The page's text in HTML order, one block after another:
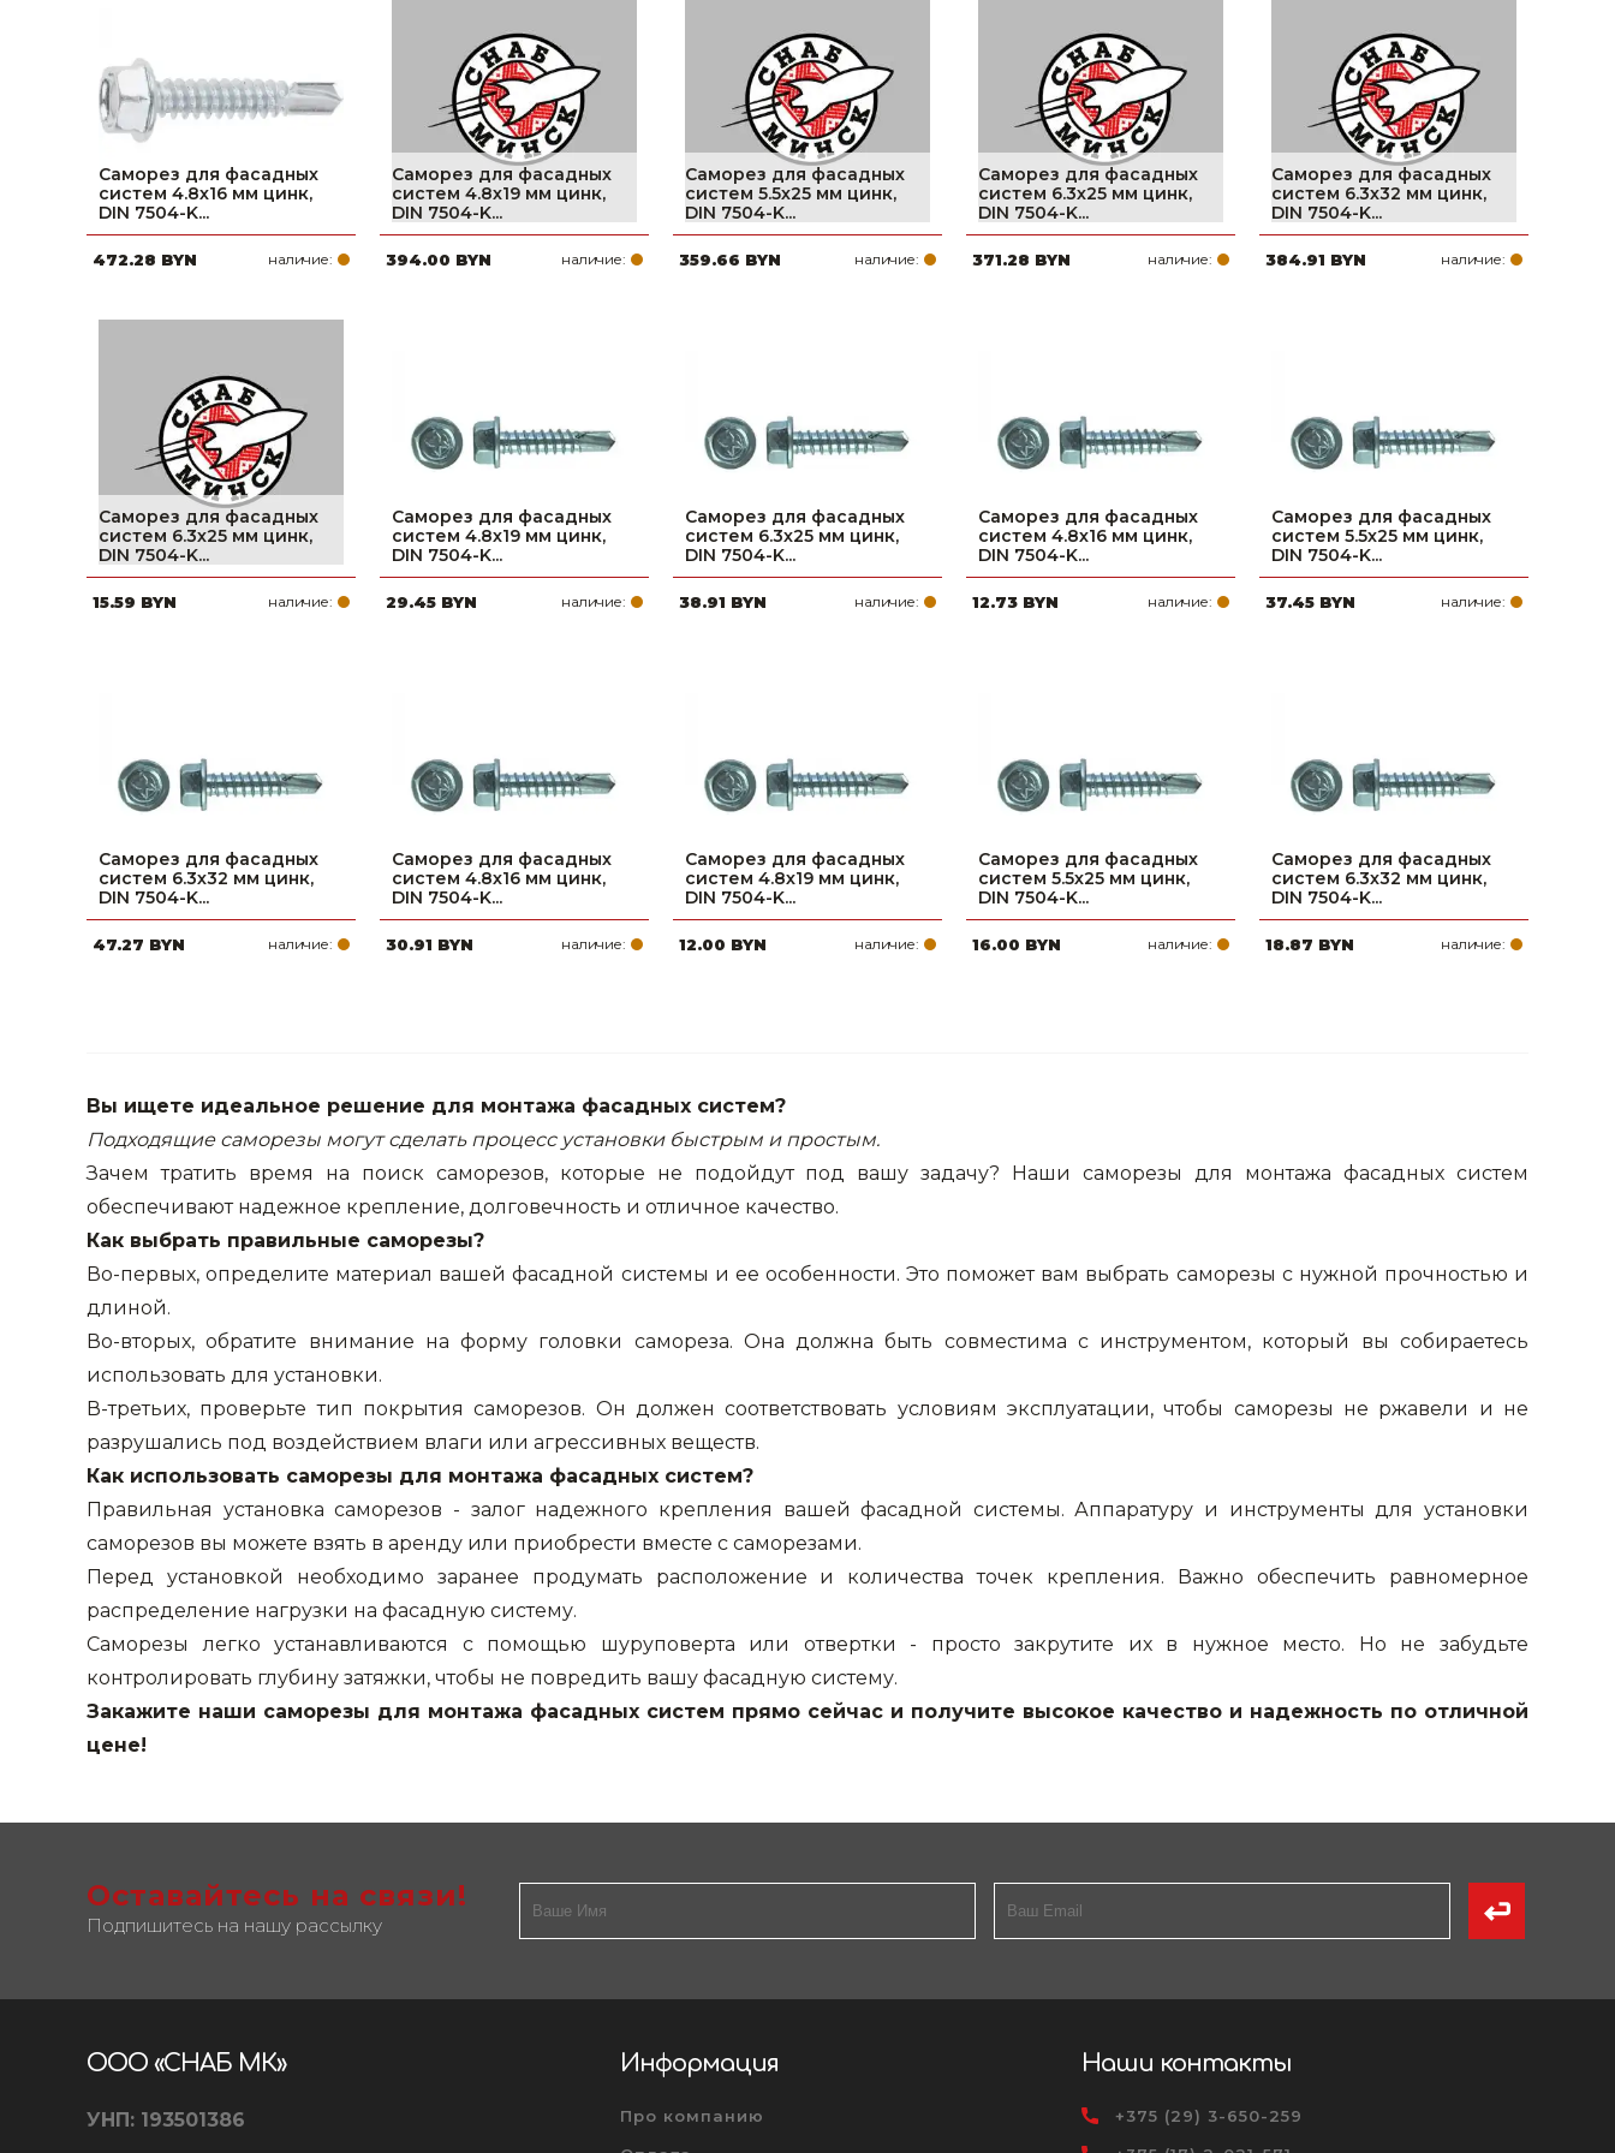
Садовая техника, оснастка и принадлежности
Сварочное оборудование и материалы
Хранение инструмента (ящики, сумки, пояса, тележки)
Хозтовары
Масла и смазки
Крепеж и фурнитура
Ручной инструмент
Строительные и отделочные материалы
Садовый инструмент, вазоны, горшки и кашпо, теплицы, парники
Автомобильные товары, инструменты
Резинотехнические, асбестовые изделия, каболка
Автоклавы. Дистилляторы
Дистилляторы
Чашечные кормушки
Чашечные поилки
Саморез для фасадных
систем 4.8х16 мм цинк,
DIN 7504-K...
472.28 BYN наличие:
Саморез для фасадных
систем 4.8х19 мм цинк,
DIN 7504-K...
394.00 BYN наличие:
Саморез для фасадных
систем 5.5х25 мм цинк,
DIN 7504-K...
359.66 BYN наличие:
Саморез для фасадных
систем 6.3х25 мм цинк,
DIN 7504-K...
371.28 BYN наличие:
Саморез для фасадных
систем 6.3х32 мм цинк,
DIN 7504-K...
384.91 BYN наличие:
Саморез для фасадных
систем 6.3х25 мм цинк,
DIN 7504-K...
15.59 BYN наличие:
Саморез для фасадных
систем 4.8х19 мм цинк,
DIN 7504-K...
29.45 BYN наличие:
Саморез для фасадных
систем 6.3х25 мм цинк,
DIN 7504-K...
38.91 BYN наличие:
Саморез для фасадных
систем 4.8х16 мм цинк,
DIN 7504-K...
12.73 BYN наличие:
Саморез для фасадных
систем 5.5х25 мм цинк,
DIN 7504-K...
37.45 BYN наличие:
Саморез для фасадных
систем 6.3х32 мм цинк,
DIN 7504-K...
47.27 BYN наличие:
Саморез для фасадных
систем 4.8х16 мм цинк,
DIN 7504-K...
30.91 BYN наличие:
Саморез для фасадных
систем 4.8х19 мм цинк,
DIN 7504-K...
12.00 BYN наличие:
Саморез для фасадных
систем 5.5х25 мм цинк,
DIN 7504-K...
16.00 BYN наличие:
Саморез для фасадных
систем 6.3х32 мм цинк,
DIN 7504-K...
18.87 BYN наличие:
Вы ищете идеальное решение для монтажа фасадных систем?
Подходящие саморезы могут сделать процесс установки быстрым и простым.
Зачем тратить время на поиск саморезов, которые не подойдут под вашу задачу? Наши саморезы для монтажа фасадных систем
обеспечивают надежное крепление, долговечность и отличное качество.
Как выбрать правильные саморезы?
Во-первых, определите материал вашей фасадной системы и ее особенности. Это поможет вам выбрать саморезы с нужной прочностью и
длиной.
Во-вторых, обратите внимание на форму головки самореза. Она должна быть совместима с инструментом, который вы собираетесь
использовать для установки.
В-третьих, проверьте тип покрытия саморезов. Он должен соответствовать условиям эксплуатации, чтобы саморезы не ржавели и не
разрушались под воздействием влаги или агрессивных веществ.
Как использовать саморезы для монтажа фасадных систем?
Правильная установка саморезов - залог надежного крепления вашей фасадной системы. Аппаратуру и инструменты для установки
саморезов вы можете взять в аренду или приобрести вместе с саморезами.
Перед установкой необходимо заранее продумать расположение и количества точек крепления. Важно обеспечить равномерное
распределение нагрузки на фасадную систему.
Саморезы легко устанавливаются с помощью шуруповерта или отвертки - просто закрутите их в нужное место. Но не забудьте
контролировать глубину затяжки, чтобы не повредить вашу фасадную систему.
Закажите наши саморезы для монтажа фасадных систем прямо сейчас и получите высокое качество и надежность по отличной
цене!
Оставайтесь на связи!
Подпишитесь на нашу рассылку
ООО «СНАБ МК»
УНП: 193501386
Информация
Про компанию
Наши контакты
+375 (29) 3-650-259